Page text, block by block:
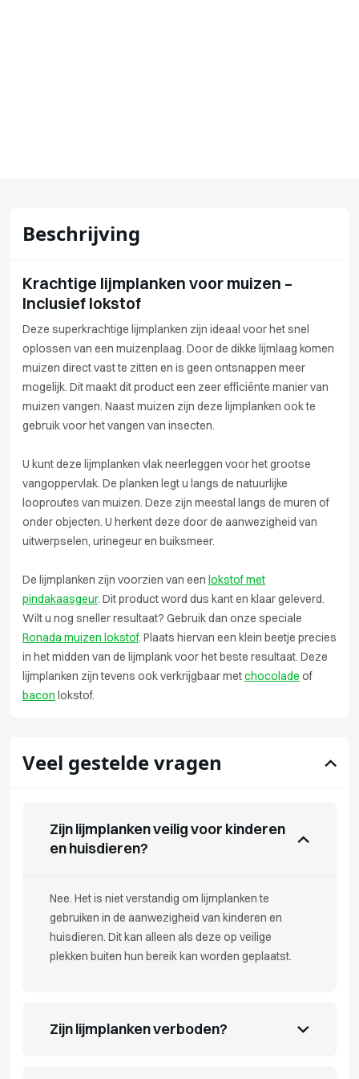
Beschrijving
Krachtige lijmplanken voor muizen –
Inclusief lokstof
Deze superkrachtige lijmplanken zijn ideaal voor het snel
oplossen van een muizenplaag. Door de dikke lijmlaag komen
muizen direct vast te zitten en is geen ontsnappen meer
mogelijk. Dit maakt dit product een zeer efficiënte manier van
muizen vangen. Naast muizen zijn deze lijmplanken ook te
gebruik voor het vangen van insecten.
U kunt deze lijmplanken vlak neerleggen voor het grootse
vangoppervlak. De planken legt u langs de natuurlijke
looproutes van muizen. Deze zijn meestal langs de muren of
onder objecten. U herkent deze door de aanwezigheid van
uitwerpselen, urinegeur en buiksmeer.
De lijmplanken zijn voorzien van een lokstof met
pindakaasgeur. Dit product word dus kant en klaar geleverd.
Wilt u nog sneller resultaat? Gebruik dan onze speciale
Ronada muizen lokstof. Plaats hiervan een klein beetje precies
in het midden van de lijmplank voor het beste resultaat. Deze
lijmplanken zijn tevens ook verkrijgbaar metchocolade of
bacon lokstof.
Veel gestelde vragen
Zijn lijmplanken veilig voor kinderen
en huisdieren?
Nee. Het is niet verstandig om lijmplanken te
gebruiken in de aanwezigheid van kinderen en
huisdieren. Dit kan alleen als deze op veilige
plekken buiten hun bereik kan worden geplaatst.
Zijn lijmplanken verboden?